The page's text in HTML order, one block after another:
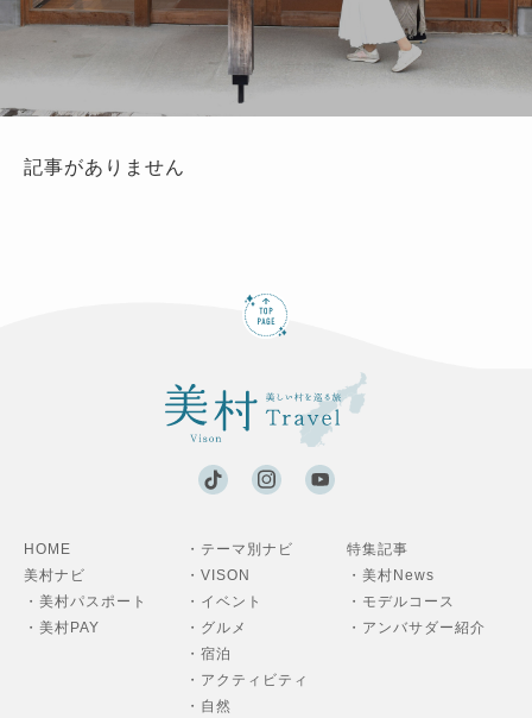
記事がありません
HOME
美村ナビ
・美村パスポート
・美村PAY
・テーマ別ナビ
・VISON
・イベント
・グルメ
・宿泊
・アクティビティ
・自然
特集記事
・美村News
・モデルコース
・アンバサダー紹介